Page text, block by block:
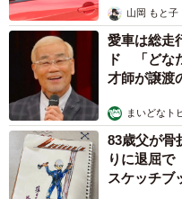
山岡 もと子
愛車は総走
ド 「どな
才師が譲渡
まいどなト
83歳父が骨
りに退屈で
スケッチブ